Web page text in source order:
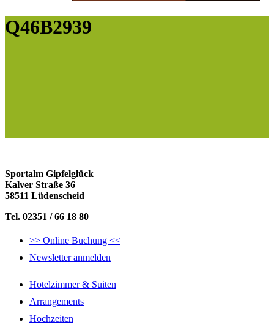
Q46B2939
Sportalm Gipfelglück
Kalver Straße 36
58511 Lüdenscheid
Tel. 02351 / 66 18 80
>> Online Buchung <<
Newsletter anmelden
Hotelzimmer & Suiten
Arrangements
Hochzeiten